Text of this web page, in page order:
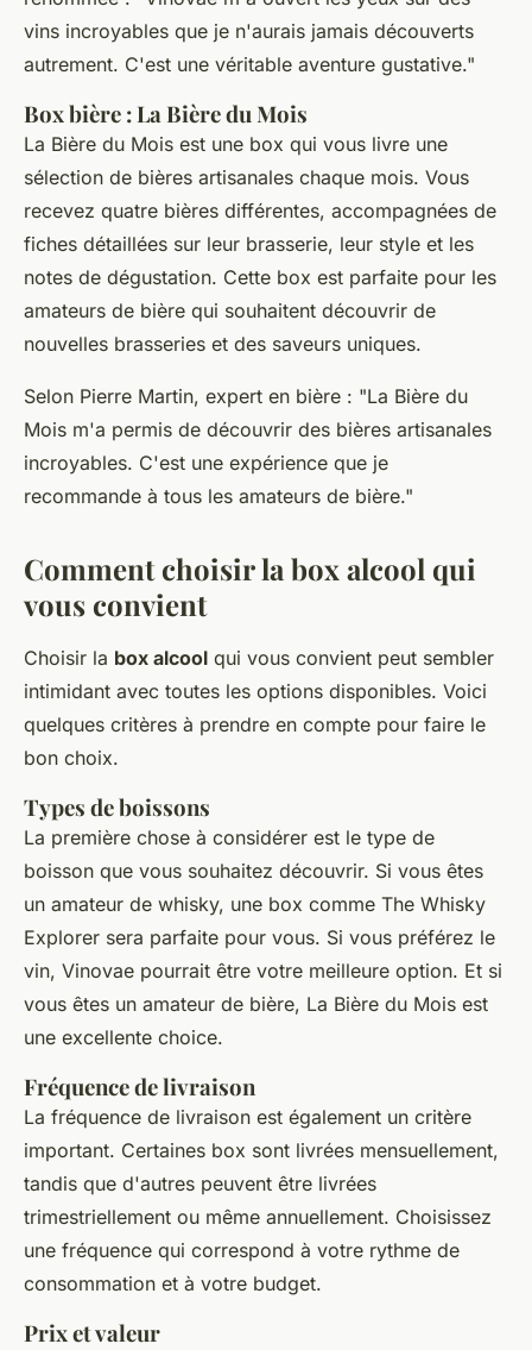
vins incroyables que je n'aurais jamais découverts
autrement. C'est une véritable aventure gustative."
Box bière : La Bière du Mois
La Bière du Mois est une box qui vous livre une
sélection de bières artisanales chaque mois. Vous
recevez quatre bières différentes, accompagnées de
fiches détaillées sur leur brasserie, leur style et les
notes de dégustation. Cette box est parfaite pour les
amateurs de bière qui souhaitent découvrir de
nouvelles brasseries et des saveurs uniques.
Selon Pierre Martin, expert en bière : "La Bière du
Mois m'a permis de découvrir des bières artisanales
incroyables. C'est une expérience que je
recommande à tous les amateurs de bière."
Comment choisir la box alcool qui
vous convient
Choisir la box alcool qui vous convient peut sembler
intimidant avec toutes les options disponibles. Voici
quelques critères à prendre en compte pour faire le
bon choix.
Types de boissons
La première chose à considérer est le type de
boisson que vous souhaitez découvrir. Si vous êtes
un amateur de whisky, une box comme The Whisky
Explorer sera parfaite pour vous. Si vous préférez le
vin, Vinovae pourrait être votre meilleure option. Et si
vous êtes un amateur de bière, La Bière du Mois est
une excellente choice.
Fréquence de livraison
La fréquence de livraison est également un critère
important. Certaines box sont livrées mensuellement,
tandis que d'autres peuvent être livrées
trimestriellement ou même annuellement. Choisissez
une fréquence qui correspond à votre rythme de
consommation et à votre budget.
Prix et valeur